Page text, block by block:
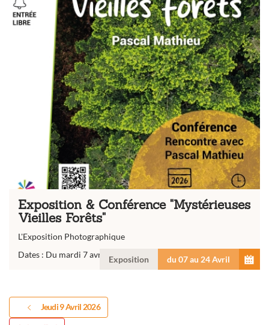
Exposition & Conférence "Mystérieuses
Vieilles Forêts"
L'Exposition Photographique
Dates : Du mardi 7 avril au vendredi 24 avril...
Exposition du 07 au 24 Avril
Jeudi 9 Avril 2026